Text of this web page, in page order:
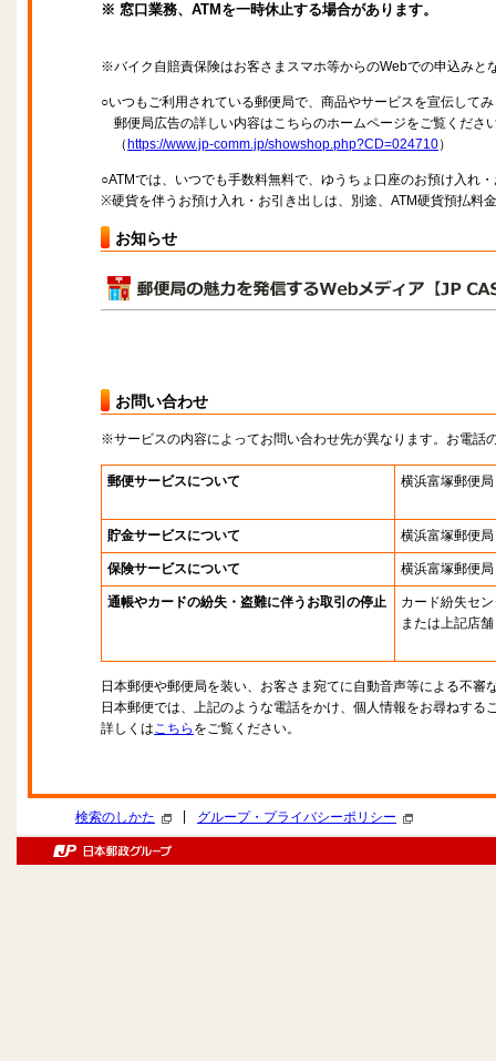
※ 窓口業務、ATMを一時休止する場合があります。
※バイク自賠責保険はお客さまスマホ等からのWebでの申込みと
○いつもご利用されている郵便局で、商品やサービスを宣伝して
郵便局広告の詳しい内容はこちらのホームページをご覧くださ
（ https://www.jp-comm.jp/showshop.php?CD=024710）
○ATMでは、いつでも手数料無料で、ゆうちょ口座のお預け入れ
※硬貨を伴うお預け入れ・お引き出しは、別途、ATM硬貨預払料
お知らせ
お問い合わせ
※サービスの内容によってお問い合わせ先が異なります。お電話
郵便サービスについて 横浜富塚郵便局
貯金サービスについて 横浜富塚郵便局
保険サービスについて 横浜富塚郵便局
通帳やカードの紛失・盗難に伴うお取引の停止
カード紛失セ
または上記店舗
日本郵便や郵便局を装い、お客さま宛てに自動音声等による不審
日本郵便では、上記のような電話をかけ、個人情報をお尋ねする
詳しくはこちら をご覧ください。
検索のしかた グループ・プライバシーポリシー